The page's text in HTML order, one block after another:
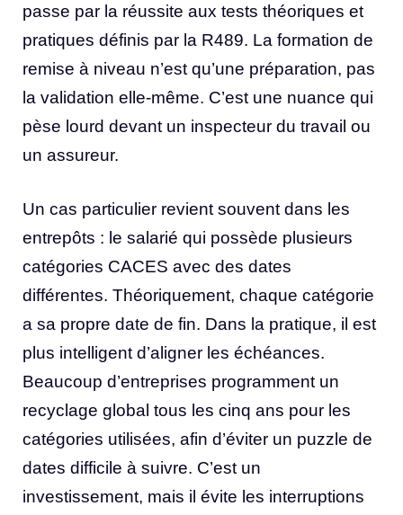
passe par la réussite aux tests théoriques et
pratiques définis par la R489. La formation de
remise à niveau n’est qu’une préparation, pas
la validation elle-même. C’est une nuance qui
pèse lourd devant un inspecteur du travail ou
un assureur.
Un cas particulier revient souvent dans les
entrepôts : le salarié qui possède plusieurs
catégories CACES avec des dates
différentes. Théoriquement, chaque catégorie
a sa propre date de fin. Dans la pratique, il est
plus intelligent d’aligner les échéances.
Beaucoup d’entreprises programment un
recyclage global tous les cinq ans pour les
catégories utilisées, afin d’éviter un puzzle de
dates difficile à suivre. C’est un
investissement, mais il évite les interruptions